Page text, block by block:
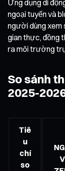
Ứng dụng di
ngoại tuyến và
người dùng
gian thực, đồng
ra môi trường
So sánh
2025-
Tiê
u
chí
so